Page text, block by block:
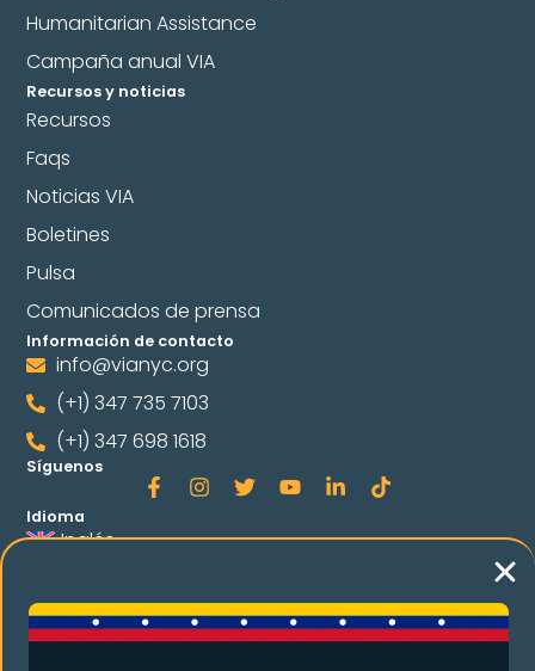
Humanitarian Assistance
Campaña anual VIA
Recursos y noticias
Recursos
Faqs
Noticias VIA
Boletines
Pulsa
Comunicados de prensa
Información de contacto
info@vianyc.org
(+1) 347 735 7103
(+1) 347 698 1618
Síguenos
Idioma
Inglés